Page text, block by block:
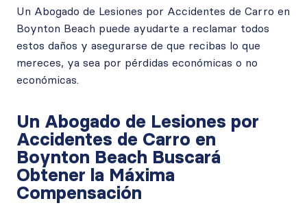
Un Abogado de Lesiones por Accidentes de Carro en
Boynton Beach puede ayudarte a reclamar todos
estos daños y asegurarse de que recibas lo que
mereces, ya sea por pérdidas económicas o no
económicas.
Un Abogado de Lesiones por
Accidentes de Carro en
Boynton Beach Buscará
Obtener la Máxima
Compensación